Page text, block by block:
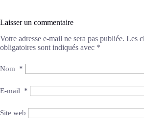
Laisser un commentaire
Votre adresse e-mail ne sera pas publiée. Les
obligatoires sont indiqués avec *
Nom *
E-mail *
Site web